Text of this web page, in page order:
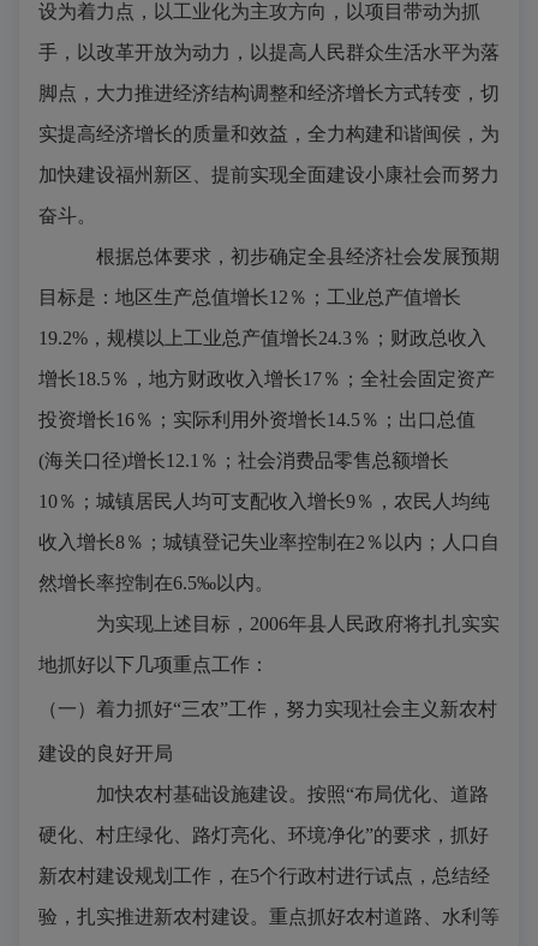
设为着力点，以工业化为主攻方向，以项目带动为抓
手，以改革开放为动力，以提高人民群众生活水平为落
脚点，大力推进经济结构调整和经济增长方式转变，切
实提高经济增长的质量和效益，全力构建和谐闽侯，为
加快建设福州新区、提前实现全面建设小康社会而努力
奋斗。
根据总体要求，初步确定全县经济社会发展预期
目标是：地区生产总值增长12 ％；工业总产值增长
19.2% ，规模以上工业总产值增长24.3％；财政总收入
增长18.5％，地方财政收入增长17％；全社会固定资产
投资增长16％；实际利用外资增长14.5％；出口总值
(海关口径)增长12.1 ％；社会消费品零售总额增长
10％；城镇居民人均可支配收入增长9％，农民人均纯
收入增长8％；城镇登记失业率控制在2 ％以内；人口自
然增长率控制在6.5‰以内。
为实现上述目标， 2006年县人民政府将扎扎实实
地抓好以下几项重点工作：
（一）着力抓好“三农”工作，努力实现社会主义新农村
建设的良好开局
加快农村基础设施建设。 按照“布局优化、道路
硬化、村庄绿化、路灯亮化、环境净化”的要求，抓好
新农村建设规划工作，在5个行政村进行试点，总结经
验，扎实推进新农村建设。重点抓好农村道路、水利等